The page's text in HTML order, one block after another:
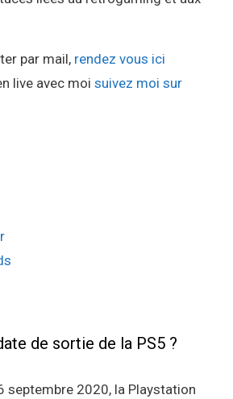
par mail, rendez vous ici
live avec moi suivez moi sur
de sortie de la PS5 ?
septembre 2020, la Playstation